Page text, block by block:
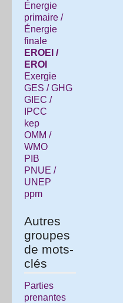
Énergie
primaire /
Énergie
finale
EROEI /
EROI
Exergie
GES / GHG
GIEC /
IPCC
kep
OMM /
WMO
PIB
PNUE /
UNEP
ppm
Autres
groupes
de mots-
clés
Parties
prenantes